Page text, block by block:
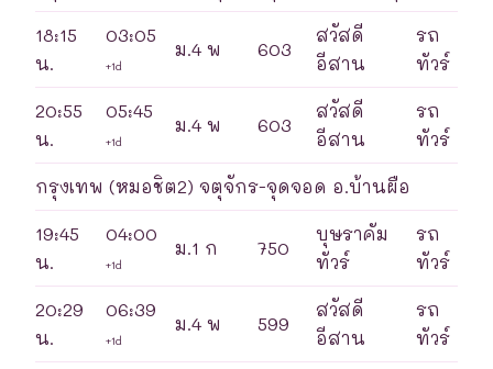
18:15
น.
03:05
+1d
ม.4 พ 603
สวัสดี
อีสาน
รถ
ทัวร์
20:55
น.
05:45
+1d
ม.4 พ 603
สวัสดี
อีสาน
รถ
ทัวร์
กรุงเทพ (หมอชิต2) จตุจักร-จุดจอด อ.บ้านผือ
19:45
น.
04:00
+1d
ม.1 ก 750
บุษราคัม
ทัวร์
รถ
ทัวร์
20:29
น.
06:39
+1d
ม.4 พ 599
สวัสดี
อีสาน
รถ
ทัวร์